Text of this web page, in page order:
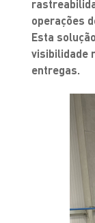
operações
Esta
visibilidade
entregas.